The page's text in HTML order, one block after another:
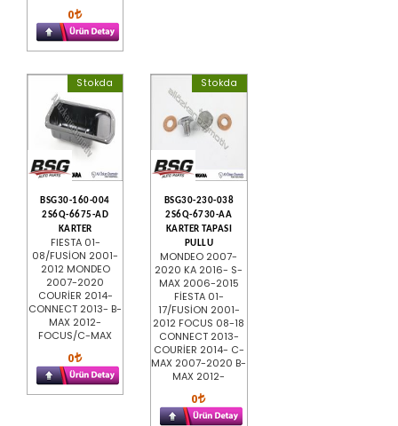
0
Stokda
BSG30-160-004
2S6Q-6675-AD
KARTER
FIESTA 01-
08/FUSİON 2001-
2012 MONDEO
2007-2020
COURİER 2014-
CONNECT 2013- B-
MAX 2012-
FOCUS/C-MAX
0
Stokda
BSG30-230-038
2S6Q-6730-AA
KARTER TAPASI
PULLU
MONDEO 2007-
2020 KA 2016- S-
MAX 2006-2015
FİESTA 01-
17/FUSİON 2001-
2012 FOCUS 08-18
CONNECT 2013-
COURİER 2014- C-
MAX 2007-2020 B-
MAX 2012-
0